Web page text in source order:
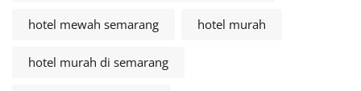
hotel mewah semarang hotel murah
hotel murah di semarang